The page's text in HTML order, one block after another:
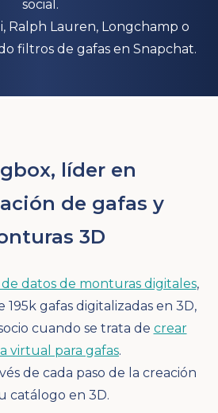
social.
Ralph Lauren, Longchamp o
filtros de gafas en Snapchat.
líder en
de gafas y
3D
datos de monturas digitales,
gafas digitalizadas en 3D,
cuando se trata de crear
virtual para gafas.
de cada paso de la creación
catálogo en 3D.